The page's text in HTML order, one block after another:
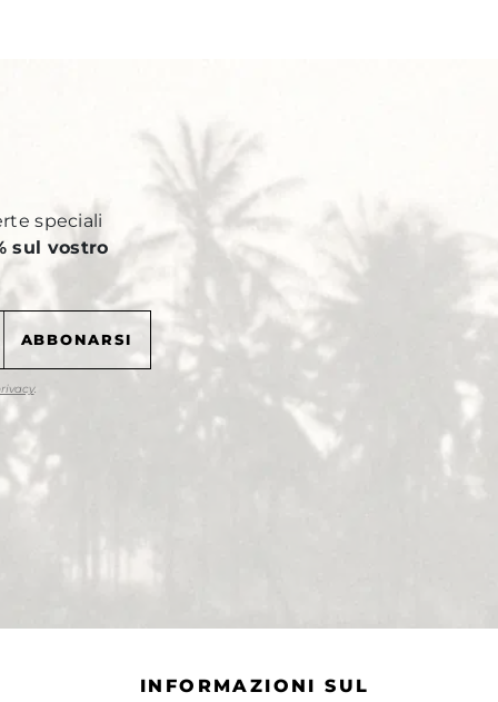
speciali
sul vostro
.
INFORMAZIONI SUL